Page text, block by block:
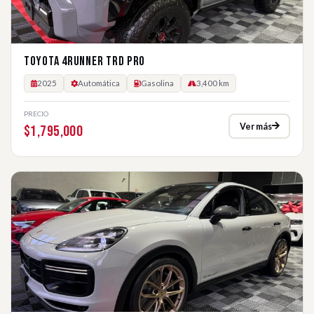
TOYOTA 4RUNNER TRD PRO
2025 Automática Gasolina 3,400 km
PRECIO
$1,795,000 Ver más